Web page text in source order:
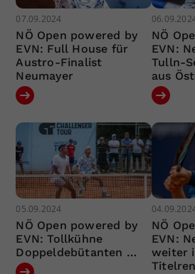
07.09.2024
NÖ Open powered by
EVN: Full House für
Austro-Finalist
Neumayer
NÖ
EVN:
Tulln-
aus
05.09.2024
NÖ Open powered by
EVN: Tollkühne
Doppeldebütanten …
NÖ
EVN:
weiter